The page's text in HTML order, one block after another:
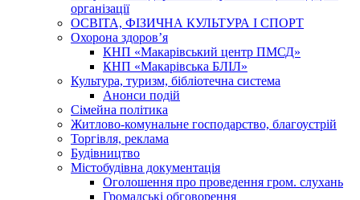
організації
ОСВІТА, ФІЗИЧНА КУЛЬТУРА І СПОРТ
Охорона здоров’я
КНП «Макарівський центр ПМСД»
КНП «Макарівська БЛІЛ»
Культура, туризм, бібліотечна система
Анонси подій
Сімейна політика
Житлово-комунальне господарство, благоустрій
Торгівля, реклама
Будівництво
Містобудівна документація
Оголошення про проведення гром. слухань
Громадські обговорення